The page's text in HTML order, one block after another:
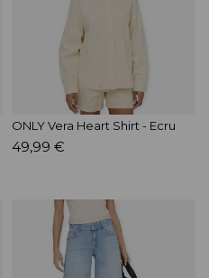
ONLY Vera Heart Shirt - Ecru
49,99 €